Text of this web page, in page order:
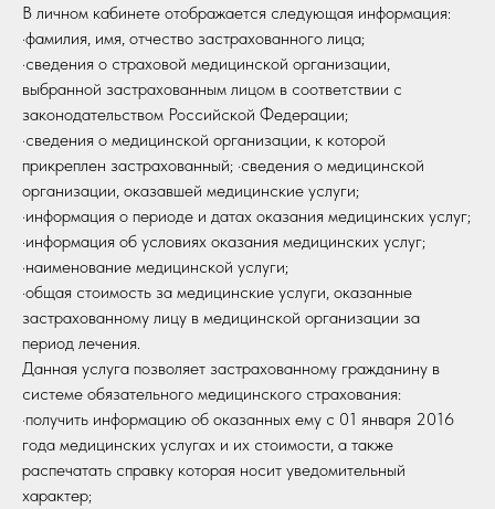
В личном кабинете отображается следующая информация:
·фамилия, имя, отчество застрахованного лица;
·сведения о страховой медицинской организации,
выбранной застрахованным лицом в соответствии с
законодательством Российской Федерации;
·сведения о медицинской организации, к которой
прикреплен застрахованный; ·сведения о медицинской
организации, оказавшей медицинские услуги;
·информация о периоде и датах оказания медицинских услуг;
·информация об условиях оказания медицинских услуг;
·наименование медицинской услуги;
·общая стоимость за медицинские услуги, оказанные
застрахованному лицу в медицинской организации за
период лечения.
Данная услуга позволяет застрахованному гражданину в
системе обязательного медицинского страхования:
·получить информацию об оказанных ему с 01 января 2016
года медицинских услугах и их стоимости, а также
распечатать справку которая носит уведомительный
характер;